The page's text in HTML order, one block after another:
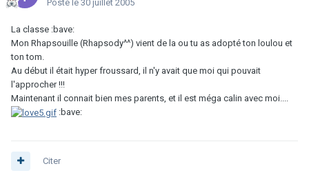
Posté le 30 juillet 2005
La classe :bave:
Mon Rhapsouille (Rhapsody^^) vient de la ou tu as adopté ton loulou et
ton tom.
Au début il était hyper froussard, il n'y avait que moi qui pouvait
l'approcher !!!
Maintenant il connait bien mes parents, et il est méga calin avec moi....
:bave:
Citer